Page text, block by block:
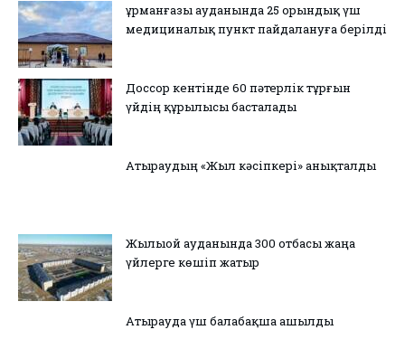
Құрманғазы ауданында 25 орындық үш
медициналық пункт пайдалануға берілді
Доссор кентінде 60 пәтерлік тұрғын
үйдің құрылысы басталады
Атыраудың «Жыл кәсіпкері» анықталды
Жылыой ауданында 300 отбасы жаңа
үйлерге көшіп жатыр
Атырауда үш балабақша ашылды